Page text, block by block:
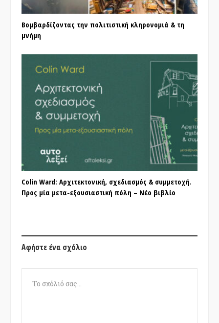
Βομβαρδίζοντας την πολιτιστική κληρονομιά & τη
μνήμη
Colin Ward: Αρχιτεκτονική, σχεδιασμός & συμμετοχή.
Προς μία μετα-εξουσιαστική πόλη – Νέο βιβλίο
Αφήστε ένα σχόλιο